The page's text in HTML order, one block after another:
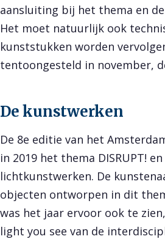
aansluiting bij het thema en
Het moet natuurlijk ook
kunststukken worden
tentoongesteld in november,
De kunstwerken
De 8e editie van het
in 2019 het thema DISRUPT!
lichtkunstwerken. De
objecten ontworpen in dit
was het jaar ervoor ook te
light you see van de